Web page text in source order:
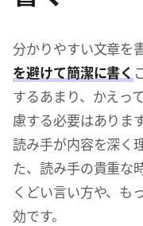
分かりやすい文章を
を避けて簡潔に書く
するあまり、かえっ
慮する必要はありま
読み手が内容を深く
た、読み手の貴重な
くどい言い方や、も
効です。